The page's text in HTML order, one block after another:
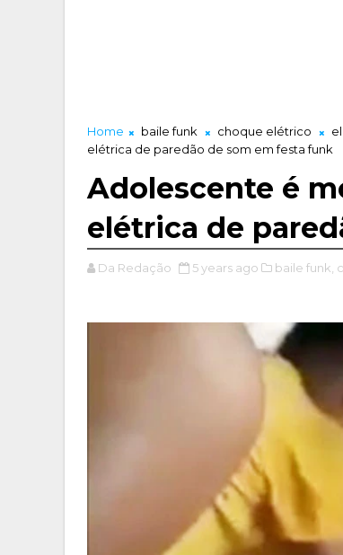
Home baile funk choque elétrico
elétrica de paredão de som em festa funk
Adolescente é
elétrica de
Da Redação 5 years ago baile funk,